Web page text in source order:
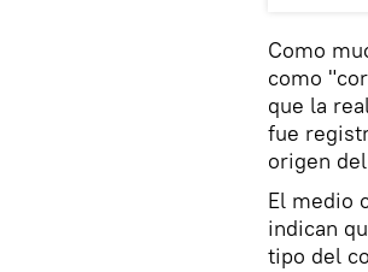
Como
como
que la
fue
origen
El medio
indican
tipo del